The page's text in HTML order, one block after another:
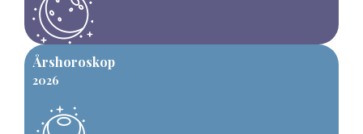
Årshoroskop
2026